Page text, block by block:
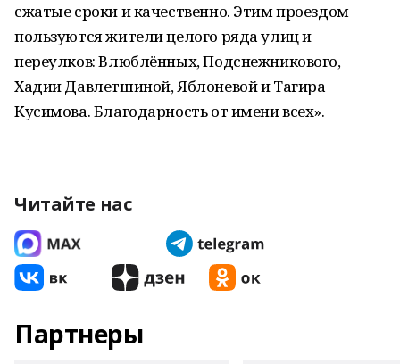
сжатые сроки и качественно. Этим проездом
пользуются жители целого ряда улиц и
переулков: Влюблённых, Подснежникового,
Хадии Давлетшиной, Яблоневой и Тагира
Кусимова. Благодарность от имени всех».
Читайте нас
Партнеры